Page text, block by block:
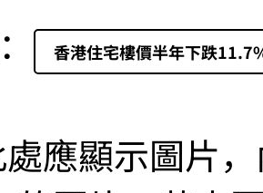
香港住宅樓價半年下跌